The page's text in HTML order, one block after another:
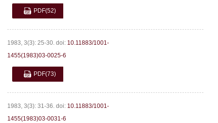
PDF(52)
1983, 3(3): 25-30. doi: 10.11883/1001-
1455(1983)03-0025-6
PDF(73)
1983, 3(3): 31-36. doi: 10.11883/1001-
1455(1983)03-0031-6